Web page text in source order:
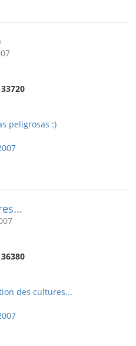
33720
peligrosas :)
36380
des cultures...